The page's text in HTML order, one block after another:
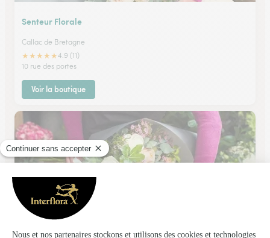
Senteur Florale
Callac de Bretagne
★★★★★4.9 (11)
10 rue des portes
Voir la boutique
Mme Meleder
Guingamp